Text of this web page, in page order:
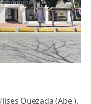
Quezada (Abel).